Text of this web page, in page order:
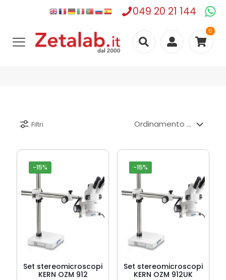
049 20 21 144
0
Filtri
-15%
Set stereomicroscopi
KERN OZM 912
-15%
Set stereomicroscopi
KERN OZM 912UK